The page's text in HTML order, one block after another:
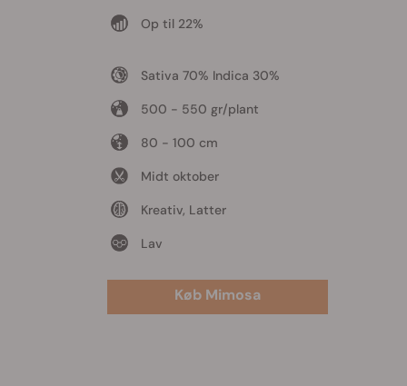
Op til 22%
Sativa 70% Indica 30%
500 - 550 gr/plant
80 - 100 cm
Midt oktober
Kreativ, Latter
Lav
Køb Mimosa